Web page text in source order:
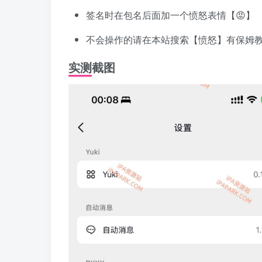
签名时在包名后面加一个愤怒表情【😡】
不会操作的请在本站搜索【愤怒】有保姆
实测截图